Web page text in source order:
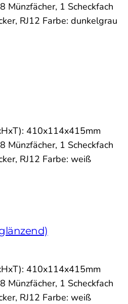
Münzfächer, 1 Scheckfach
RJ12 Farbe: dunkelgrau
410x114x415mm
Münzfächer, 1 Scheckfach
RJ12 Farbe: weiß
410x114x415mm
Münzfächer, 1 Scheckfach
RJ12 Farbe: weiß